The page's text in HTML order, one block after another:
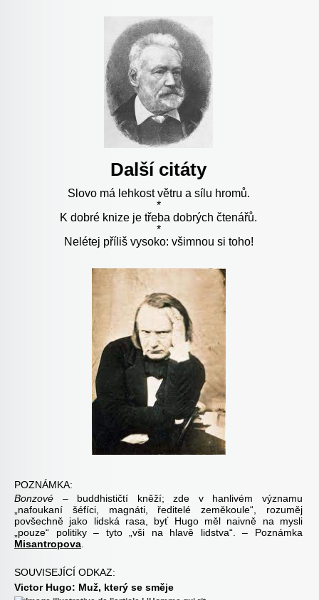
Další citáty
Slovo má lehkost větru a sílu hromů.
*
K dobré knize je třeba dobrých čtenářů.
*
Nelétej příliš vysoko: všimnou si toho!
POZNÁMKA:
Bonzové – buddhističtí kněží; zde v hanlivém významu
„nafoukaní šéfíci, magnáti, ředitelé zeměkoule“, rozuměj
povšechně jako lidská rasa, byť Hugo měl naivně na mysli
„pouze“ politiky – tyto „vši na hlavě lidstva“. – Poznámka
Misantropova
SOUVISEJÍCÍ ODKAZ:
Victor Hugo: Muž, který se směje